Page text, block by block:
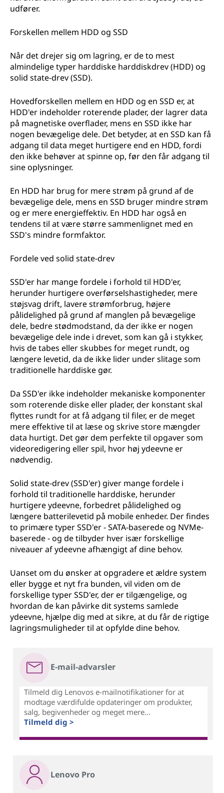
udfører.
Forskellen mellem HDD og SSD
Når det drejer sig om lagring, er de to mest
almindelige typer harddiske harddiskdrev (HDD) og
solid state-drev (SSD).
Hovedforskellen mellem en HDD og en SSD er, at
HDD'er indeholder roterende plader, der lagrer data
på magnetiske overflader, mens en SSD ikke har
nogen bevægelige dele. Det betyder, at en SSD kan få
adgang til data meget hurtigere end en HDD, fordi
den ikke behøver at spinne op, før den får adgang til
sine oplysninger.
En HDD har brug for mere strøm på grund af de
bevægelige dele, mens en SSD bruger mindre strøm
og er mere energieffektiv. En HDD har også en
tendens til at være større sammenlignet med en
SSD's mindre formfaktor.
Fordele ved solid state-drev
SSD'er har mange fordele i forhold til HDD'er,
herunder hurtigere overførselshastigheder, mere
støjsvag drift, lavere strømforbrug, højere
pålidelighed på grund af manglen på bevægelige
dele, bedre stødmodstand, da der ikke er nogen
bevægelige dele inde i drevet, som kan gå i stykker,
hvis de tabes eller skubbes for meget rundt, og
længere levetid, da de ikke lider under slitage som
traditionelle harddiske gør.
Da SSD'er ikke indeholder mekaniske komponenter
som roterende diske eller plader, der konstant skal
flyttes rundt for at få adgang til filer, er de meget
mere effektive til at læse og skrive store mængder
data hurtigt. Det gør dem perfekte til opgaver som
videoredigering eller spil, hvor høj ydeevne er
nødvendig.
Solid state-drev (SSD'er) giver mange fordele i
forhold til traditionelle harddiske, herunder
hurtigere ydeevne, forbedret pålidelighed og
længere batterilevetid på mobile enheder. Der findes
to primære typer SSD'er - SATA-baserede og NVMe-
baserede - og de tilbyder hver især forskellige
niveauer af ydeevne afhængigt af dine behov.
Uanset om du ønsker at opgradere et ældre system
eller bygge et nyt fra bunden, vil viden om de
forskellige typer SSD'er, der er tilgængelige, og
hvordan de kan påvirke dit systems samlede
ydeevne, hjælpe dig med at sikre, at du får de rigtige
lagringsmuligheder til at opfylde dine behov.
E-mail-advarsler
Tilmeld dig Lenovos e-mailnotifikationer for at
modtage værdifulde opdateringer om produkter,
salg, begivenheder og meget mere...
Tilmeld dig >
Lenovo Pro